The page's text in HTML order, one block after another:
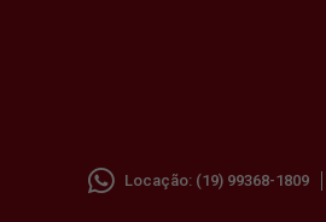
Locação: (19) 99368-1809